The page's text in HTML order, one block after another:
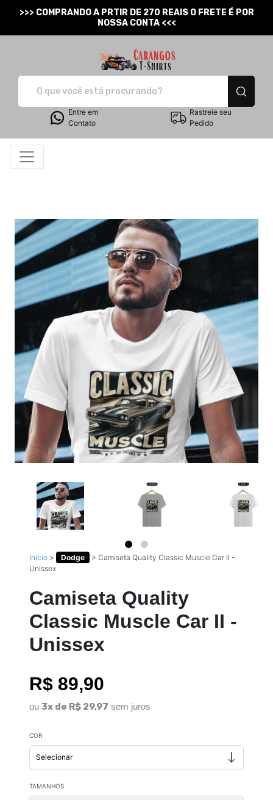
>>> COMPRANDO A PRTIR DE 270 REAIS O FRETE É POR
NOSSA CONTA <<<
Entre em
Contato
Rastreie seu
Pedido
Início > Dodge > Camiseta Quality Classic Muscle Car II -
Unissex
Camiseta Quality
Classic Muscle Car II -
Unissex
R$ 89,90
ou 3x de R$ 29,97 sem juros
COR
TAMANHOS